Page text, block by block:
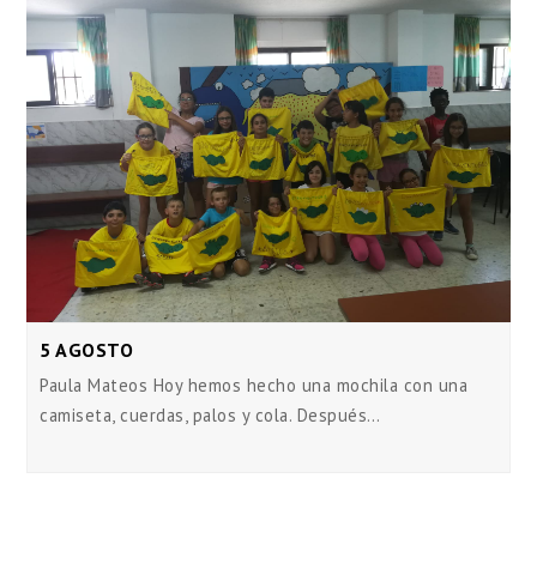
5 AGOSTO
Paula Mateos Hoy hemos hecho una mochila con una
camiseta, cuerdas, palos y cola. Después…